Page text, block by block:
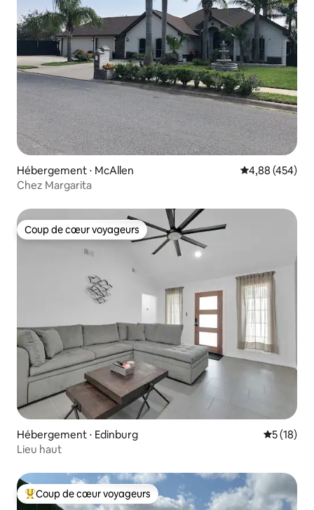
Hébergement ⋅ McAllen Évaluation
4,88 (454)
Chez Margarita
Coup de cœur voyageurs
Coup de cœur voyageurs
Hébergement ⋅ Edinburg
5 (18)
Lieu haut
Coups de cœur voyageurs les plus appréciés
Coup de cœur voyageurs